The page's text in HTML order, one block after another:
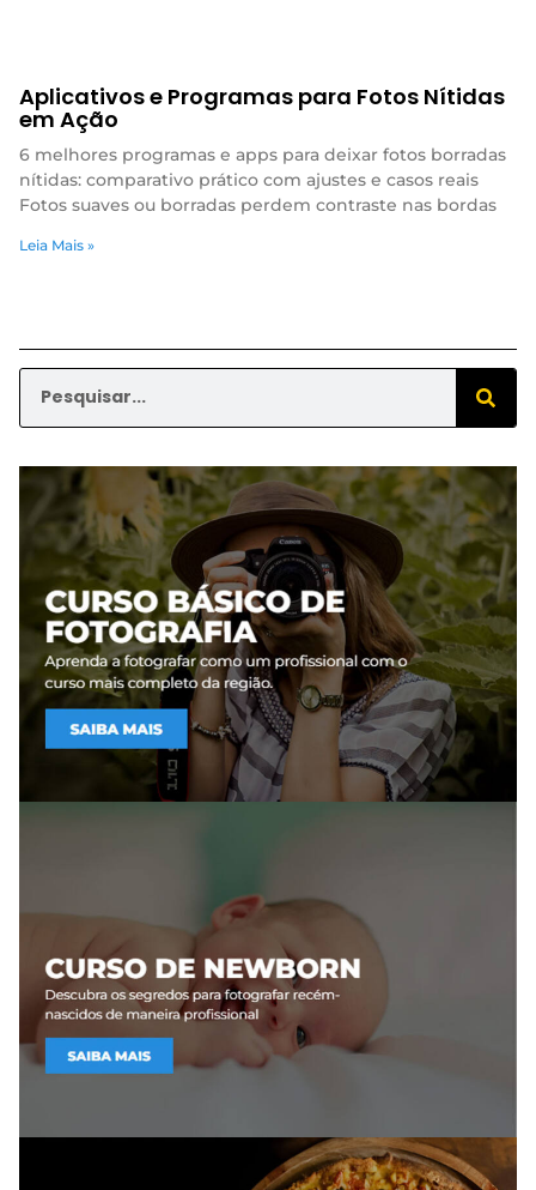
Aplicativos e Programas para Fotos Nítidas
em Ação
6 melhores programas e apps para deixar fotos borradas
nítidas: comparativo prático com ajustes e casos reais
Fotos suaves ou borradas perdem contraste nas bordas
Leia Mais »